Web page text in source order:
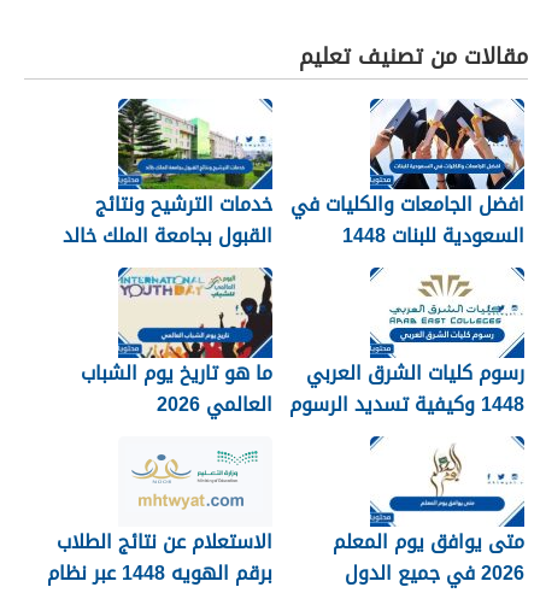
مقالات من تصنيف تعليم
افضل الجامعات والكليات في
السعودية للبنات 1448
خدمات الترشيح ونتائج
القبول بجامعة الملك خالد
1448
رسوم كليات الشرق العربي
1448 وكيفية تسديد الرسوم
ما هو تاريخ يوم الشباب
العالمي 2026
متى يوافق يوم المعلم
2026 في جميع الدول
الاستعلام عن نتائج الطلاب
برقم الهويه 1448 عبر نظام